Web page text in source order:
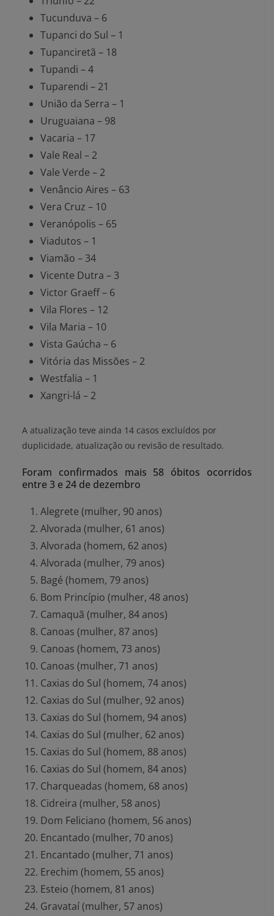
Tucunduva – 6
Tupanci do Sul – 1
Tupanciretã – 18
Tupandi – 4
Tuparendi – 21
União da Serra – 1
Uruguaiana – 98
Vacaria – 17
Vale Real – 2
Vale Verde – 2
Venâncio Aires – 63
Vera Cruz – 10
Veranópolis – 65
Viadutos – 1
Viamão – 34
Vicente Dutra – 3
Victor Graeff – 6
Vila Flores – 12
Vila Maria – 10
Vista Gaúcha – 6
Vitória das Missões – 2
Westfalia – 1
Xangri-lá – 2
A atualização teve ainda 14 casos excluídos por
duplicidade, atualização ou revisão de resultado.
Foram confirmados mais 58 óbitos ocorridos
entre 3 e 24 de dezembro
Alegrete (mulher, 90 anos)
Alvorada (mulher, 61 anos)
Alvorada (homem, 62 anos)
Alvorada (mulher, 79 anos)
Bagé (homem, 79 anos)
Bom Princípio (mulher, 48 anos)
Camaquã (mulher, 84 anos)
Canoas (mulher, 87 anos)
Canoas (homem, 73 anos)
Canoas (mulher, 71 anos)
Caxias do Sul (homem, 74 anos)
Caxias do Sul (mulher, 92 anos)
Caxias do Sul (homem, 94 anos)
Caxias do Sul (mulher, 62 anos)
Caxias do Sul (homem, 88 anos)
Caxias do Sul (homem, 84 anos)
Charqueadas (homem, 68 anos)
Cidreira (mulher, 58 anos)
Dom Feliciano (homem, 56 anos)
Encantado (mulher, 70 anos)
Encantado (mulher, 71 anos)
Erechim (homem, 55 anos)
Esteio (homem, 81 anos)
Gravataí (mulher, 57 anos)